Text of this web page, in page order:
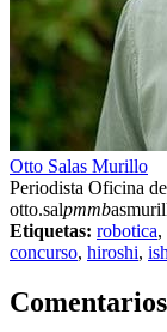
Otto Salas Murillo
Periodista Oficina
otto.salpmmb
Etiquetas: robotica,
concurso, hiroshi,